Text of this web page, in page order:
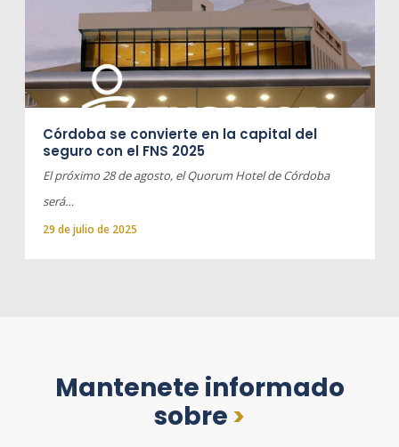
Córdoba se convierte en la capital del
seguro con el FNS 2025
El próximo 28 de agosto, el Quorum Hotel de Córdoba
será…
29 de julio de 2025
Mantenete informado
sobre >